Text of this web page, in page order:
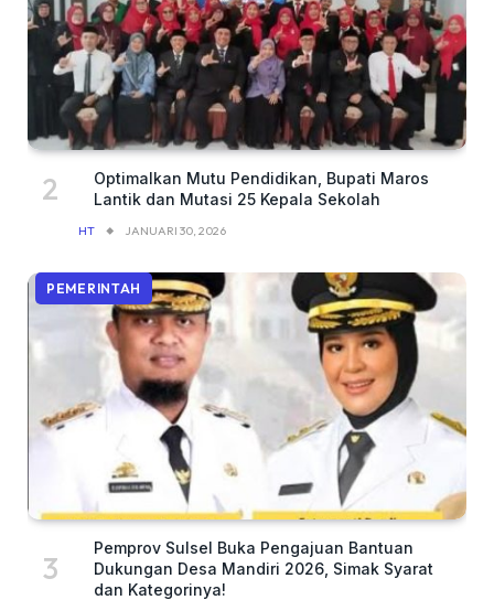
Optimalkan Mutu Pendidikan, Bupati Maros
Lantik dan Mutasi 25 Kepala Sekolah
HT JANUARI 30, 2026
PEMERINTAH
Pemprov Sulsel Buka Pengajuan Bantuan
Dukungan Desa Mandiri 2026, Simak Syarat
dan Kategorinya!